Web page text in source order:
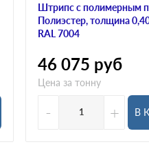
Штрипс с полимерным
Полиэстер, толщина
RAL 7004
46 075 руб
Цена за тонну
- + В